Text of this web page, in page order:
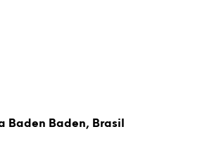
Baden Baden, Brasil